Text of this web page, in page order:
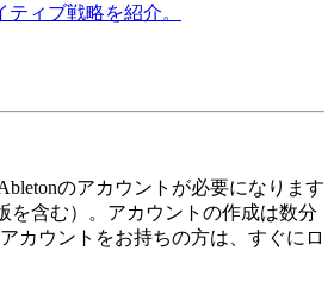
ィブ戦略を紹介。
のアカウントが必要になります
を含む）。アカウントの作成は数分
カウントをお持ちの方は、すぐにロ